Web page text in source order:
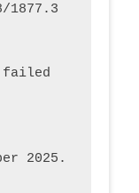
failed
2025.